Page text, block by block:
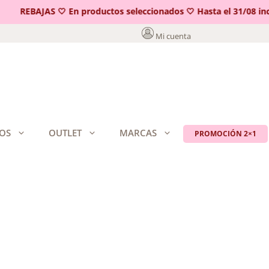
REBAJAS 🤍 En productos seleccionados 🤍 Hasta el 31/08
Mi cuenta
OUTLET MARCAS PROMOCIÓN 2×1